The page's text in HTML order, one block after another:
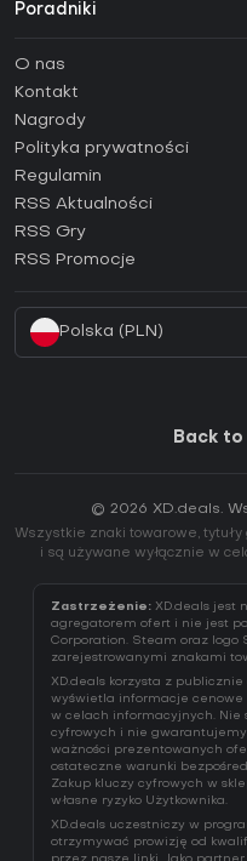
Poradniki
Poradniki
Jak aktywować klucz
Jak aktywować klucz Epic
Jak aktywować klucz GOG
Jak aktywować klucz
Jak aktywować klucz EA
O nas
Kontakt
Nagrody
Polityka prywatności
Regulamin
RSS Aktualności
RSS Gry
RSS Promocje
Polska (PLN)
Back
© 2026 XD.deals.
Wszystkie znaki towarowe, tytuły
i są używane wyłącznie w
Zastrzeżenie: XD.deals jest
agregatorem ofert i nie jest
Corporation. Steam oraz
zarejestrowanymi znakami
XD.deals korzysta z
wyświetla informacje cenowe
w celach informacyjnych. Nie
cyfrowych i nie gwarantujemy
ważności prezentowanych
ostateczne warunki
Zakup kluczy cyfrowych w
własne ryzyko Użytkownika.
XD.deals uczestniczy w
otrzymywać prowizję od